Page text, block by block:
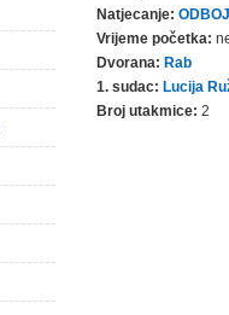
Natjecanje:
Vrijeme početka:
Dvorana: Rab
1. sudac: Lucija
Broj utakmice: 2